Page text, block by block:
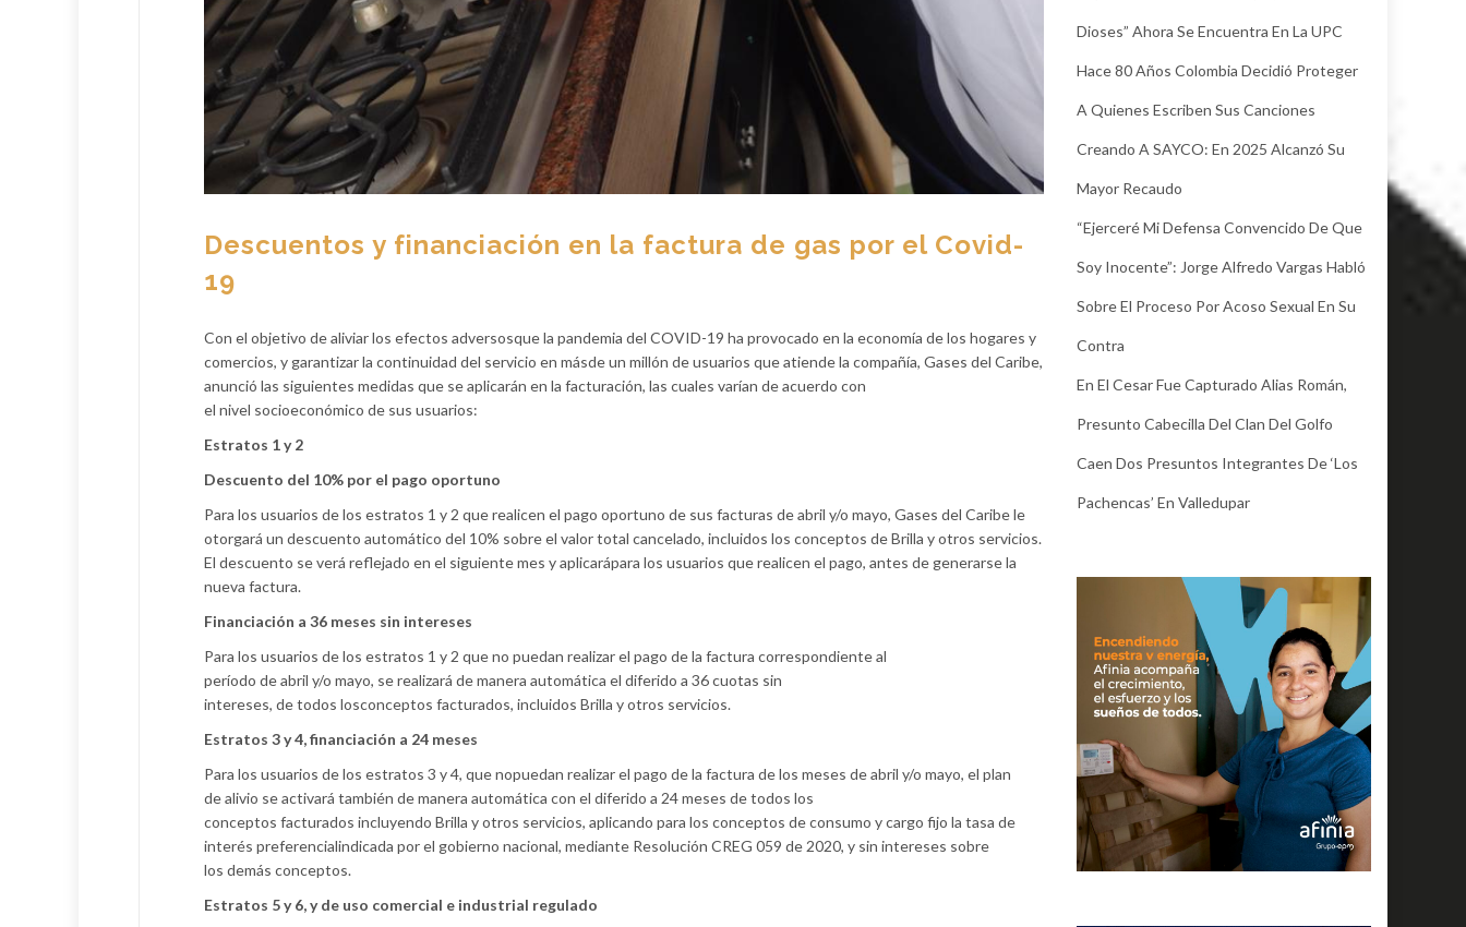
Descuentos y financiación en la factura de gas por el Covid-
19
Con el objetivo de aliviar los efectos adversosque la pandemia del COVID-19 ha provocado en la economía de los hogares y
comercios, y garantizar la continuidad del servicio en másde un millón de usuarios que atiende la compañía, Gases del Caribe,
anunció las siguientes medidas que se aplicarán en la facturación, las cuales varían de acuerdo con
el nivel socioeconómico de sus usuarios:
Estratos 1y 2
Descuento del 10% por el pago oportuno
Para los usuarios de los estratos 1 y 2 que realicen el pago oportuno de sus facturas de abril y/o mayo, Gases del Caribe le
otorgará un descuento automático del 10% sobre el valor total cancelado, incluidos los conceptos de Brilla y otros servicios.
El descuento se verá reflejado en el siguiente mes y aplicarápara los usuarios que realicen el pago, antes de generarse la
nueva factura.
Financiación a 36 meses sin intereses
Para los usuarios de los estratos 1 y 2 que no puedan realizar el pago de la factura correspondiente al
período de abril y/o mayo, se realizará de manera automática el diferido a 36 cuotas sin
intereses, de todos losconceptos facturados, incluidos Brilla y otros servicios.
Estratos 3 y4, financiación a 24 meses
Para los usuarios de los estratos 3 y 4, que nopuedan realizar el pago de la factura de los meses de abril y/o mayo, el plan
de alivio se activará también de manera automática con el diferido a 24 meses de todos los
conceptos facturados incluyendo Brilla y otros servicios, aplicando para los conceptos de consumo y cargo fijo la tasa de
interés preferencialindicada por el gobierno nacional, mediante Resolución CREG 059 de 2020, y sin intereses sobre
los demás conceptos.
Estratos 5y6,yde uso comercial e industrial regulado
Dioses” Ahora Se Encuentra En La UPC
Hace 80 Años Colombia Decidió Proteger
A Quienes Escriben Sus Canciones
Creando A SAYCO: En 2025 Alcanzó Su
Mayor Recaudo
“Ejerceré Mi Defensa Convencido De Que
Soy Inocente”: Jorge Alfredo Vargas Habló
Sobre El Proceso Por Acoso Sexual En Su
Contra
En El Cesar Fue Capturado Alias Román,
Presunto Cabecilla Del Clan Del Golfo
Caen Dos Presuntos Integrantes De ‘Los
Pachencas’ En Valledupar